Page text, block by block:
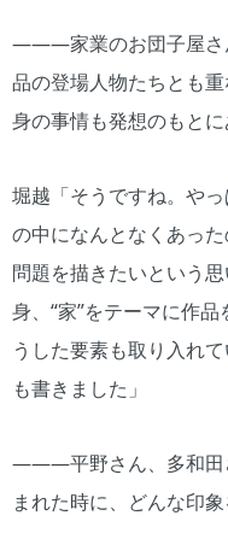
―――家業のお団子屋さ
品の登場人物たちとも
身の事情も発想のもと
堀越「そうですね。や
の中になんとなくあっ
問題を描きたいという
身、“家”をテーマに作
うした要素も取り入れ
も書きました」
―――平野さん、多和田
まれた時に、どんな印